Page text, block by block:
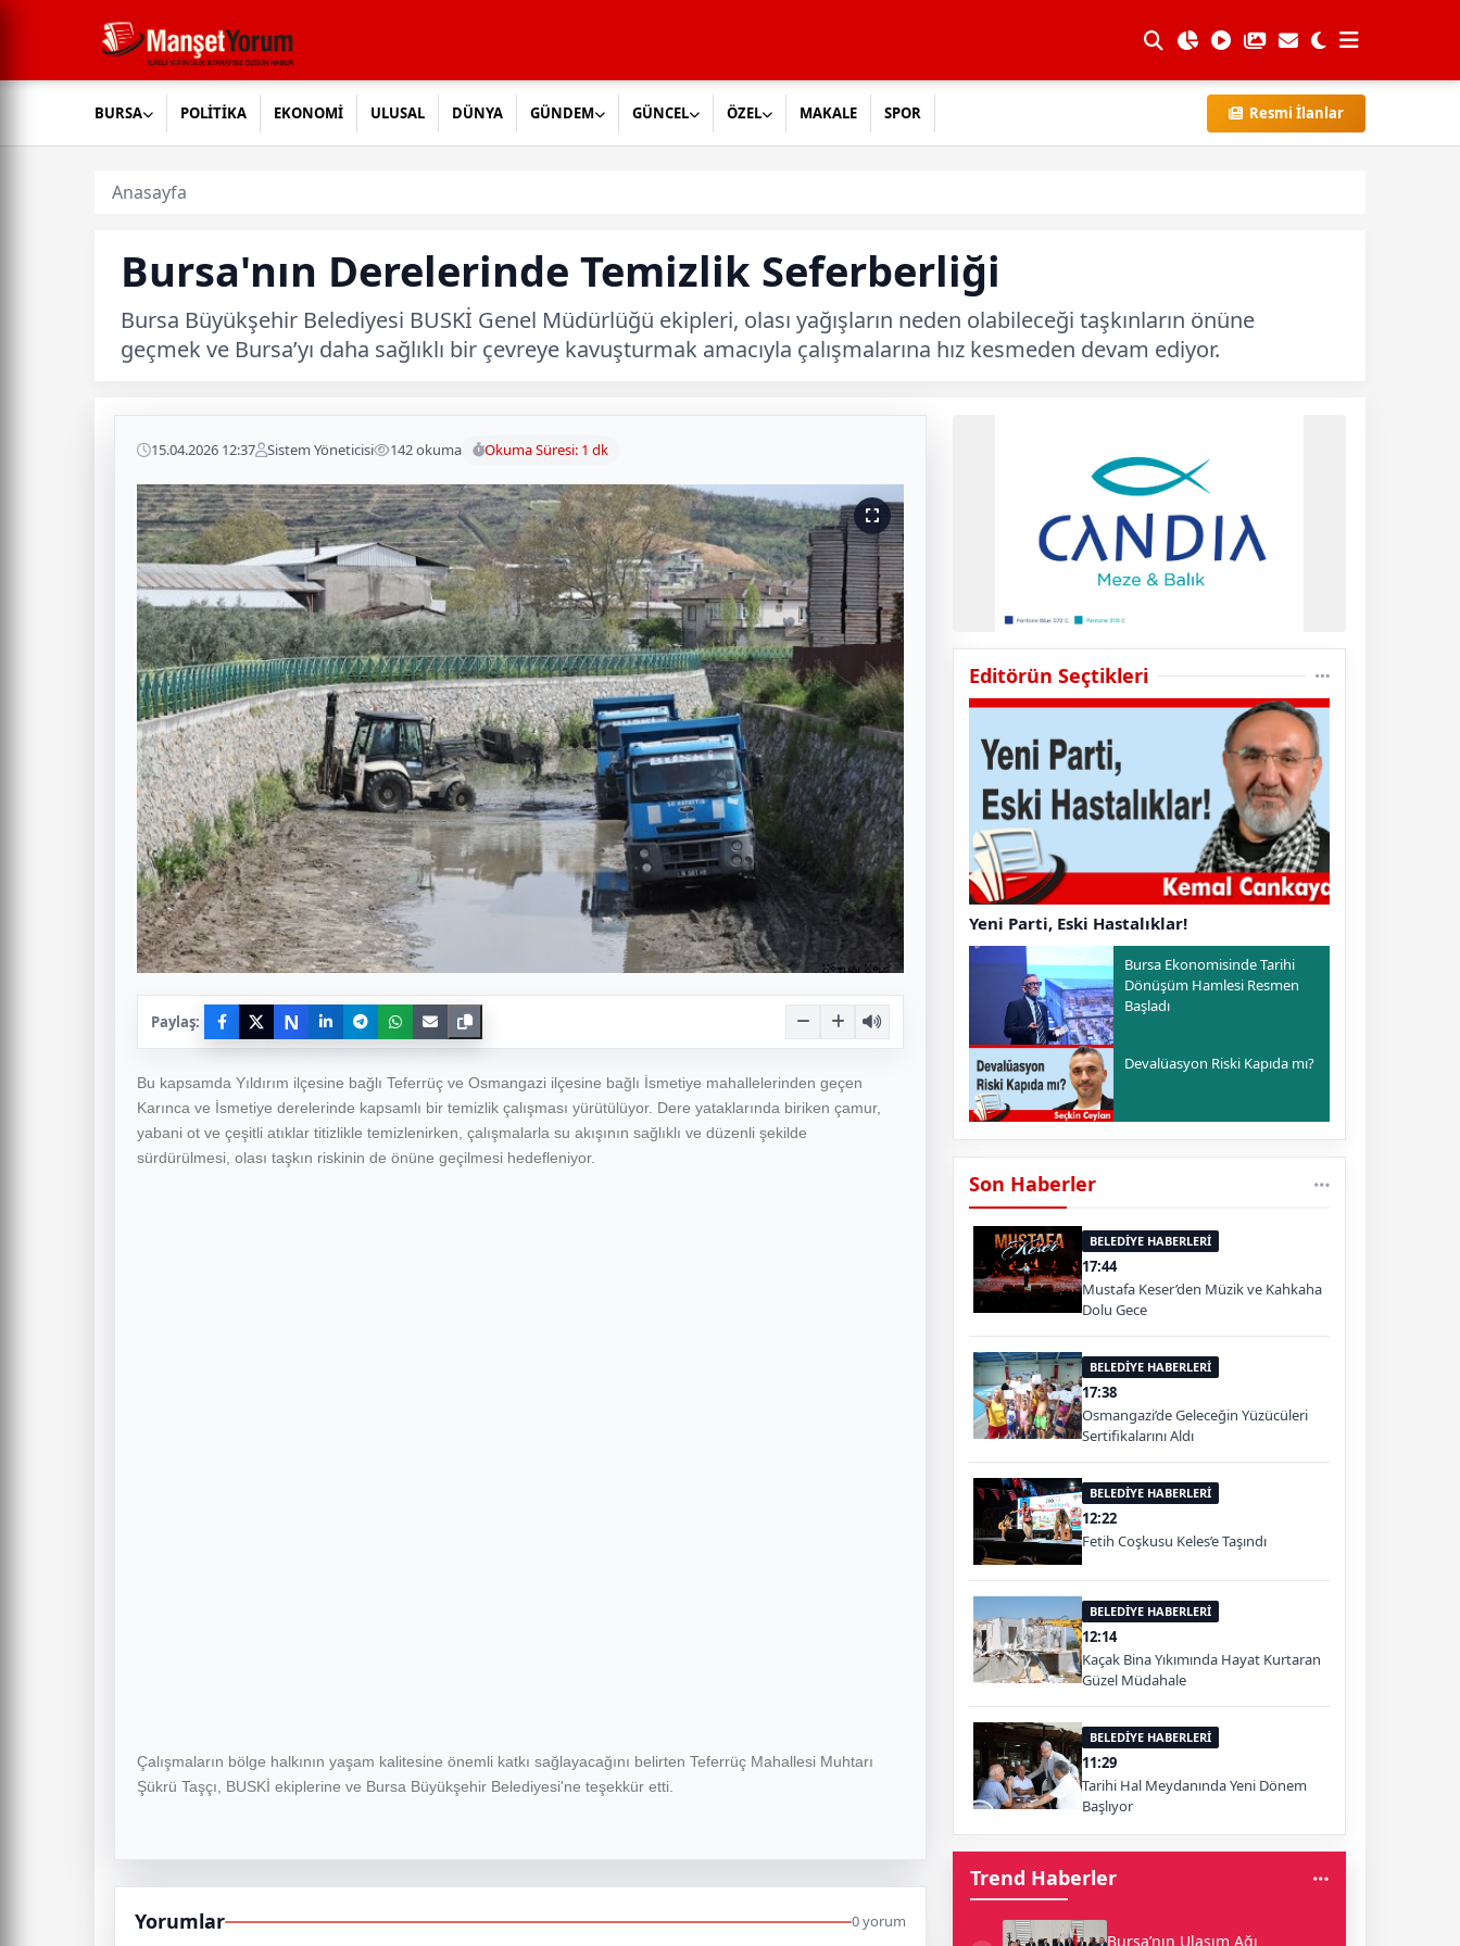
BURSA POLİTİKA EKONOMİ ULUSAL DÜNYA GÜNDEM GÜNCEL ÖZEL MAKALE SPOR Resmi İlanlar
Anasayfa
Bursa'nın Derelerinde Temizlik Seferberliği
Bursa Büyükşehir Belediyesi BUSKİ Genel Müdürlüğü ekipleri, olası yağışların neden olabileceği taşkınların önüne
geçmek ve Bursa’yı daha sağlıklı bir çevreye kavuşturmak amacıyla çalışmalarına hız kesmeden devam ediyor.
15.04.2026 12:37 Sistem Yöneticisi 142 okuma Okuma Süresi: 1 dk
Paylaş: N
Bu kapsamda Yıldırım ilçesine bağlı Teferrüç ve Osmangazi ilçesine bağlı İsmetiye mahallelerinden geçen
Karınca ve İsmetiye derelerinde kapsamlı bir temizlik çalışması yürütülüyor. Dere yataklarında biriken çamur,
yabani ot ve çeşitli atıklar titizlikle temizlenirken, çalışmalarla su akışının sağlıklı ve düzenli şekilde
sürdürülmesi, olası taşkın riskinin de önüne geçilmesi hedefleniyor.
Çalışmaların bölge halkının yaşam kalitesine önemli katkı sağlayacağını belirten Teferrüç Mahallesi Muhtarı
Şükrü Taşçı, BUSKİ ekiplerine ve Bursa Büyükşehir Belediyesi'ne teşekkür etti.
Yorumlar 0 yorum
Editörün Seçtikleri
Yeni Parti, Eski Hastalıklar!
Bursa Ekonomisinde Tarihi
Dönüşüm Hamlesi Resmen
Başladı
Devalüasyon Riski Kapıda mı?
Son Haberler
BELEDİYE HABERLERİ
17:44
Mustafa Keser’den Müzik ve Kahkaha
Dolu Gece
BELEDİYE HABERLERİ
17:38
Osmangazi’de Geleceğin Yüzücüleri
Sertifikalarını Aldı
BELEDİYE HABERLERİ
12:22
Fetih Coşkusu Keles’e Taşındı
BELEDİYE HABERLERİ
12:14
Kaçak Bina Yıkımında Hayat Kurtaran
Güzel Müdahale
BELEDİYE HABERLERİ
11:29
Tarihi Hal Meydanında Yeni Dönem
Başlıyor
Trend Haberler
Bursa’nın Ulaşım Ağı